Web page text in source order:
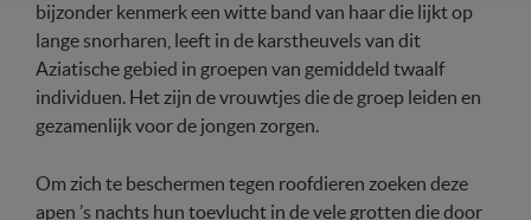
bijzonder kenmerk een witte band van haar die lijkt op
lange snorharen, leeft in de karstheuvels van dit
Aziatische gebied in groepen van gemiddeld twaalf
individuen. Het zijn de vrouwtjes die de groep leiden en
gezamenlijk voor de jongen zorgen.
Om zich te beschermen tegen roofdieren zoeken deze
apen ’s nachts hun toevlucht in de vele grotten die door